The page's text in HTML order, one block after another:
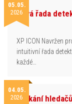
05.05.
2026Nová řada
XP ICON Navržen
intuitivní řada
každé…
04.05.
2026Setkání